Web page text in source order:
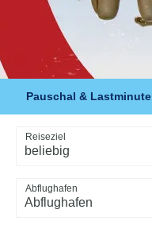
Pauschal & Lastminute
Reiseziel
beliebig
Abflughafen
Abflughafen